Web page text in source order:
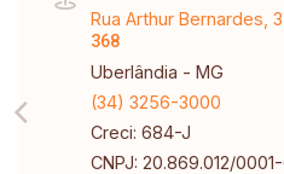
Rua Arthur Bernardes,
368
Uberlândia - MG
(34) 3256-3000
Creci: 684-J
CNPJ: 20.869.012/